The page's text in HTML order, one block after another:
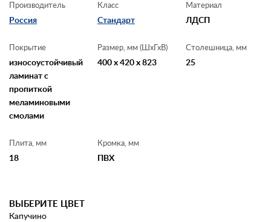
Производитель
Россия
Класс
Стандарт
Материал
ЛДСП
Покрытие
износоустойчивый
ламинат с
пропиткой
меламиновыми
смолами
Размер, мм (ШхГхВ)
400 x 420 x 823
Столешница, мм
25
Плита, мм
18
Кромка, мм
ПВХ
ВЫБЕРИТЕ ЦВЕТ
Капучино